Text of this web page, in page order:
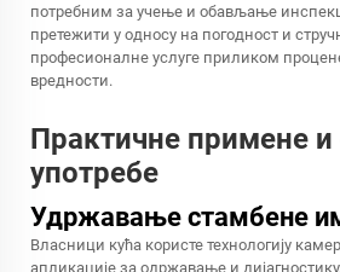
потребним за учење и обављање
претежити у односу на погодност и
професионалне услуге приликом
вредности.
Практичне примене и
употребе
Удржавање стамбене
Власници кућа користе технологију
апликације за одржавање и